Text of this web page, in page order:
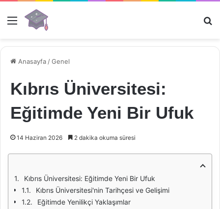
Menü
Anasayfa /Genel
Kıbrıs Üniversitesi:
Eğitimde Yeni Bir Ufuk
14 Haziran 2026 2 dakika okuma süresi
Kıbrıs Üniversitesi: Eğitimde Yeni Bir Ufuk
Kıbrıs Üniversitesi'nin Tarihçesi ve Gelişimi
Eğitimde Yenilikçi Yaklaşımlar